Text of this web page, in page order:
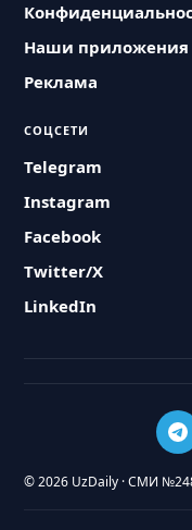
Наши приложения
Реклама
СОЦСЕТИ
Telegram
Instagram
Facebook
Twitter/X
LinkedIn
© 2026 UzDaily · СМИ